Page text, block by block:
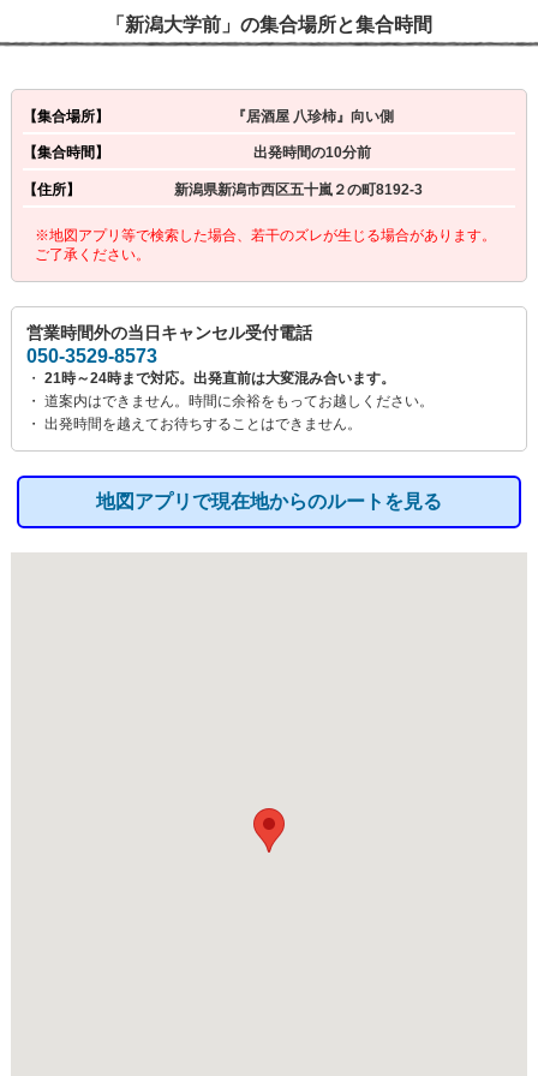
「新潟大学前」の集合場所と集合時間
【集合場所】 『居酒屋 八珍柿』向い側
【集合時間】 出発時間の10分前
【住所】 新潟県新潟市西区五十嵐２の町8192-3
※地図アプリ等で検索した場合、若干のズレが生じる場合があります。
ご了承ください。
営業時間外の当日キャンセル受付電話
050-3529-8573
・ 21時～24時まで対応。出発直前は大変混み合います。
・ 道案内はできません。時間に余裕をもってお越しください。
・ 出発時間を越えてお待ちすることはできません。
地図アプリで現在地からのルートを見る